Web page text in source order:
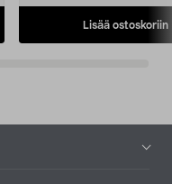
Lisää ostoskoriin